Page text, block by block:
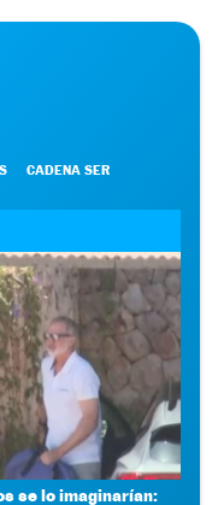
CADENA SER
se lo imaginarían: